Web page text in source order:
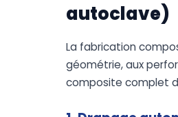
autoclave)
La fabrication
géométrie, aux
composite complet